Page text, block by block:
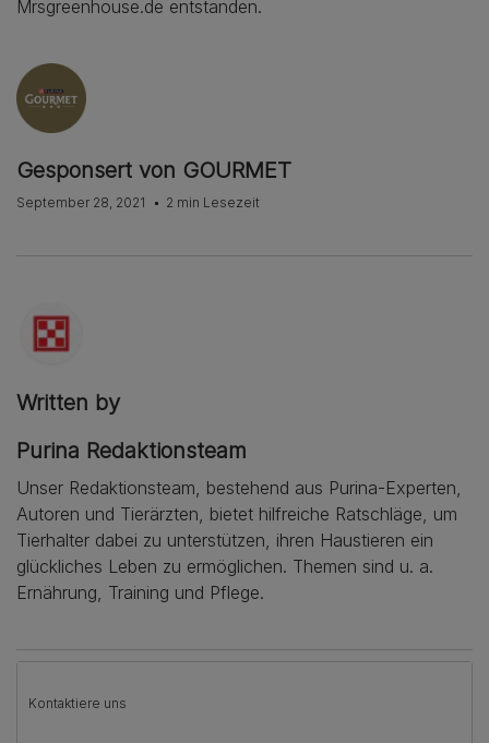
Mrsgreenhouse.de entstanden.
Gesponsert von GOURMET
September 28, 2021 2 min Lesezeit
Written by
Purina Redaktionsteam
Unser Redaktionsteam, bestehend aus Purina-Experten,
Autoren und Tierärzten, bietet hilfreiche Ratschläge, um
Tierhalter dabei zu unterstützen, ihren Haustieren ein
glückliches Leben zu ermöglichen. Themen sind u. a.
Ernährung, Training und Pflege.
Kontaktiere uns